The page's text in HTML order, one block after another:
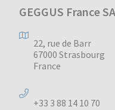
GEGGUS France
22, rue de Barr
67000 Strasbourg
France
+33 3 88 14 10 70